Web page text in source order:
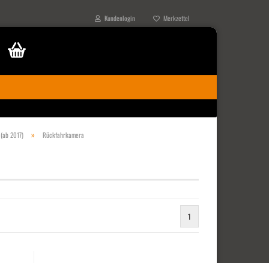
Kundenlogin Merkzettel
2017) » Rückfahrkamera
1